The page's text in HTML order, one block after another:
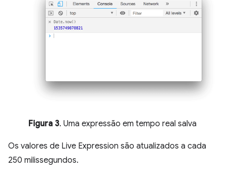
Figura 3. Uma expressão em tempo real salva
Os valores de Live Expression são atualizados a cada
250 milissegundos.